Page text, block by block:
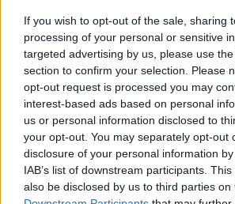
If you wish to opt-out of the sale, sharing
processing of your personal or sensitive
targeted advertising by us, please use
section to confirm your selection. Please
opt-out request is processed you may
interest-based ads based on personal
us or personal information disclosed to
your opt-out. You may separately opt-out
disclosure of your personal information
IAB’s list of downstream participants.
also be disclosed by us to third parties on